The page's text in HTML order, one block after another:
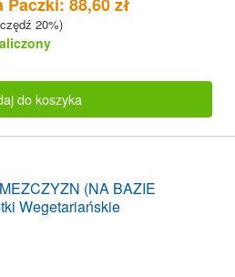
20%)
do koszyka
(NA BAZIE
Wegetariańskie